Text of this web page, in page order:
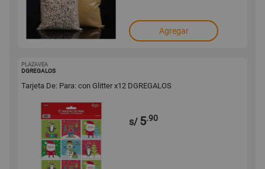
Agregar
PLAZAVEA
DGREGALOS
Tarjeta De: Para: con Glitter x12 DGREGALOS
s/ 5.90